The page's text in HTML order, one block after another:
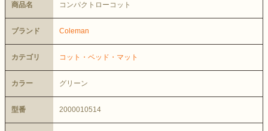
商品名 コンパクトローコット
ブランド Coleman
カテゴリ コット・ベッド・マット
カラー グリーン
型番 2000010514